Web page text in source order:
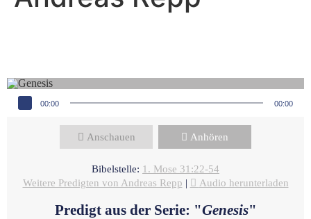
Audio-Player
00:00 00:00
Anschauen Anhören
Bibelstelle: 1. Mose 31:22-54
Weitere Predigten von Andreas Repp | Audio herunterladen
Predigt aus der Serie: "Genesis"